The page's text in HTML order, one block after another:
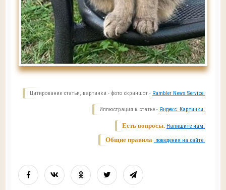
Цитирование статьи, картинки - фото скриншот - Rambler News Service.
Иллюстрация к статье - Яндекс. Картинки.
Есть вопросы. Напишите нам.
Общие правила поведения на сайте.